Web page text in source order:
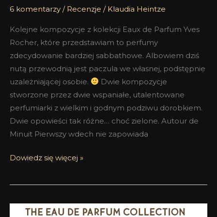
6 komentarzy / Recenzje / Klaudia Heintze
Kolejne kompozycje z kolekcji Eaux de Parfum Yves
Rocher, które przedstawiam to perfumy
zdecydowanie bardziej sabbathowe. Albowiem dziś
nutą przewodnią jest paczula we własnej, podstępnie
uzależniającej osobie.
Dwie kompozycje
stworzone przez dwie wspaniałe, utalentowane
perfumiarki z wielkim i godnym podziwu dorobkiem.
Dwie opowieści tak różne… choć zielone. Autour de
Minuit Pierwszy wdech nie zapowiada
Dowiedz się więcej »
Kolekcja